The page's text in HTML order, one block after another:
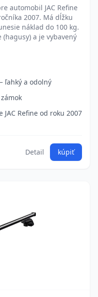
automobil JAC Refine
2007. Má dĺžku
náklad do 100 kg.
a je vybavený
ľahký a odolný
Refine od roku 2007
Detail kúpiť